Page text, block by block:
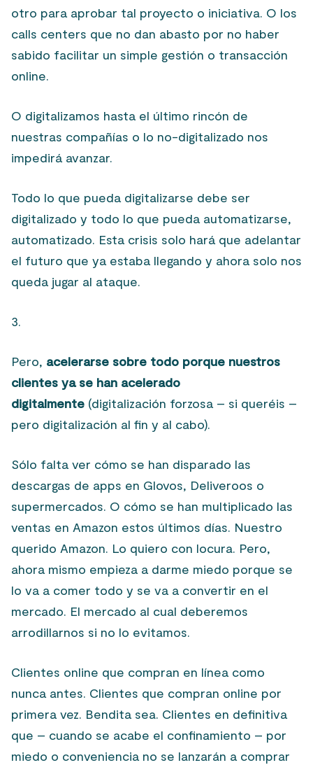
otro para aprobar tal proyecto o iniciativa. O los
calls centers que no dan abasto por no haber
sabido facilitar un simple gestión o transacción
online.
O digitalizamos hasta el último rincón de
nuestras compañías o lo no-digitalizado nos
impedirá avanzar.
Todo lo que pueda digitalizarse debe ser
digitalizado y todo lo que pueda automatizarse,
automatizado. Esta crisis solo hará que adelantar
el futuro que ya estaba llegando y ahora solo nos
queda jugar al ataque.
3.
Pero, acelerarse sobre todo porque nuestros
clientes ya se han acelerado
digitalmente (digitalización forzosa – si queréis –
pero digitalización al fin y al cabo).
Sólo falta ver cómo se han disparado las
descargas de apps en Glovos, Deliveroos o
supermercados. O cómo se han multiplicado las
ventas en Amazon estos últimos días. Nuestro
querido Amazon. Lo quiero con locura. Pero,
ahora mismo empieza a darme miedo porque se
lo va a comer todo y se va a convertir en el
mercado. El mercado al cual deberemos
arrodillarnos si no lo evitamos.
Clientes online que compran en línea como
nunca antes. Clientes que compran online por
primera vez. Bendita sea. Clientes en definitiva
que – cuando se acabe el confinamiento – por
miedo o conveniencia no se lanzarán a comprar